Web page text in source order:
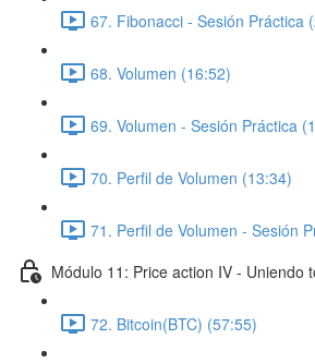
67. Fibonacci - Sesión Práctica
68. Volumen (16:52)
69. Volumen - Sesión Práctica
70. Perfil de Volumen (13:34)
71. Perfil de Volumen - Sesión
Módulo 11: Price action IV - Uniendo
72. Bitcoin(BTC) (57:55)